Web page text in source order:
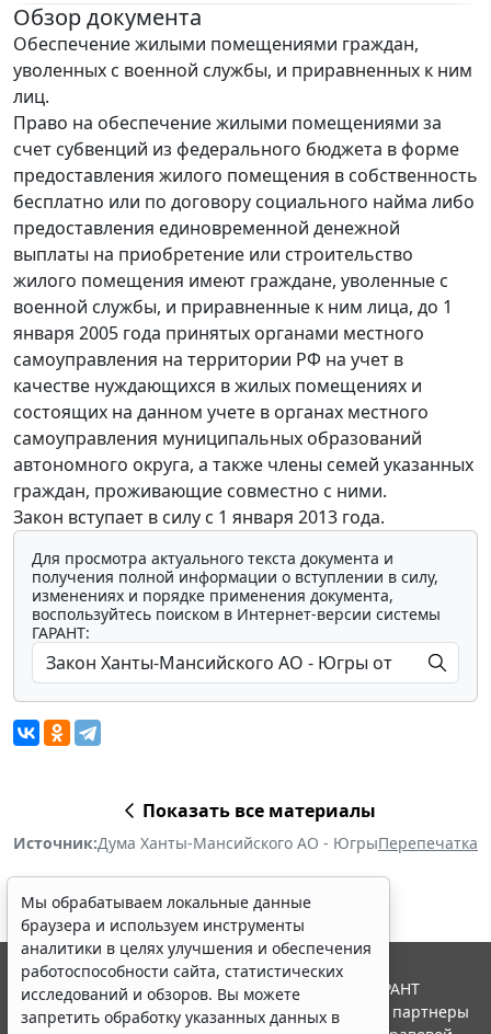
Обзор документа
Обеспечение жилыми помещениями граждан,
уволенных с военной службы, и приравненных к ним
лиц.
Право на обеспечение жилыми помещениями за
счет субвенций из федерального бюджета в форме
предоставления жилого помещения в собственность
бесплатно или по договору социального найма либо
предоставления единовременной денежной
выплаты на приобретение или строительство
жилого помещения имеют граждане, уволенные с
военной службы, и приравненные к ним лица, до 1
января 2005 года принятых органами местного
самоуправления на территории РФ на учет в
качестве нуждающихся в жилых помещениях и
состоящих на данном учете в органах местного
самоуправления муниципальных образований
автономного округа, а также члены семей указанных
граждан, проживающие совместно с ними.
Закон вступает в силу с 1 января 2013 года.
Для просмотра актуального текста документа и
получения полной информации о вступлении в силу,
изменениях и порядке применения документа,
воспользуйтесь поиском в Интернет-версии системы
ГАРАНТ:
Показать все материалы
Источник:Дума Ханты-Мансийского АО - ЮгрыПерепечатка
Мы обрабатываем локальные данные
браузера и используем инструменты
аналитики в целях улучшения и обеспечения
работоспособности сайта, статистических
исследований и обзоров. Вы можете
запретить обработку указанных данных в
© ООО "НПП "ГАРАНТ-СЕРВИС", 2026. Система ГАРАНТ
выпускается с 1990 года. Компания "Гарант" и ее партнеры